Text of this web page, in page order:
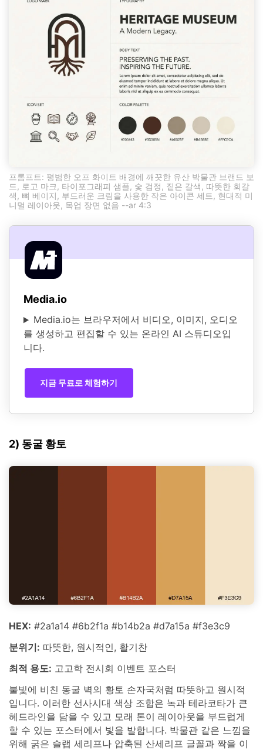
프롬프트: 평범한 오프 화이트 배경에 깨끗한 유산 박물관 브랜드 보
드, 로고 마크, 타이포그래피 샘플, 숯 검정, 짙은 갈색, 따뜻한 회갈
색, 뼈 베이지, 부드러운 크림을 사용한 작은 아이콘 세트, 현대적 미
니멀 레이아웃, 목업 장면 없음 --ar 4:3
Media.io
Media.io는 브라우저에서 비디오, 이미지, 오디오
를 생성하고 편집할 수 있는 온라인 AI 스튜디오입
니다.
지금 무료로 체험하기
2) 동굴 황토
HEX: #2a1a14 #6b2f1a #b14b2a #d7a15a #f3e3c9
분위기: 따뜻한, 원시적인, 활기찬
최적 용도: 고고학 전시회 이벤트 포스터
불빛에 비친 동굴 벽의 황토 손자국처럼 따뜻하고 원시적
입니다. 이러한 선사시대 색상 조합은 녹과 테라코타가 큰
헤드라인을 담을 수 있고 모래 톤이 레이아웃을 부드럽게
할 수 있는 포스터에서 빛을 발합니다. 박물관 같은 느낌을
위해 굵은 슬랩 세리프나 압축된 산세리프 글꼴과 짝을 이